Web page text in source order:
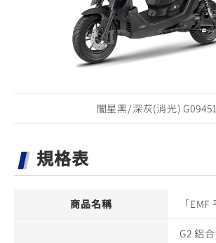
闇星黑/深灰(消光) G09451
規格表
商品名稱 「EMF
G2 鋁